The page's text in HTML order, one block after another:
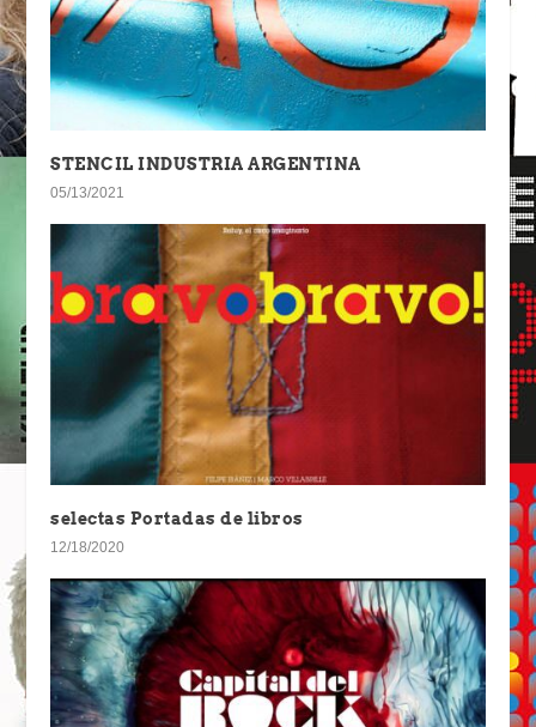
STENCIL INDUSTRIA ARGENTINA
05/13/2021
selectas Portadas de libros
12/18/2020